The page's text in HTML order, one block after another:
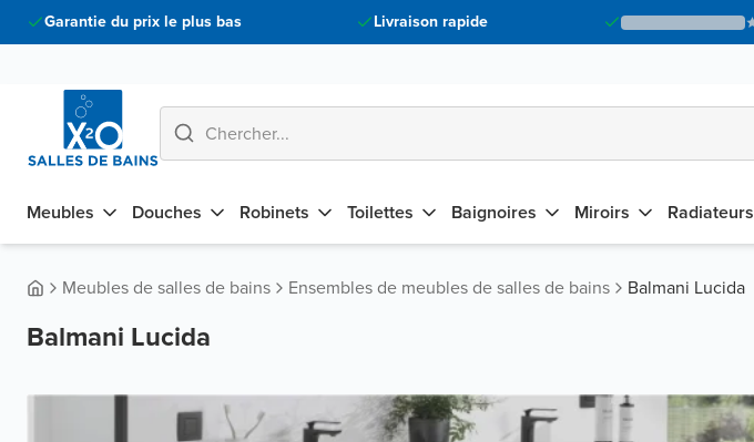
Garantie du prix le plus bas Livraison rapide
Meubles Douches Robinets Toilettes Baignoires Miroirs Radiateurs
Meubles de salles de bains Ensembles de meubles de salles de bains Balmani Lucida
Balmani Lucida